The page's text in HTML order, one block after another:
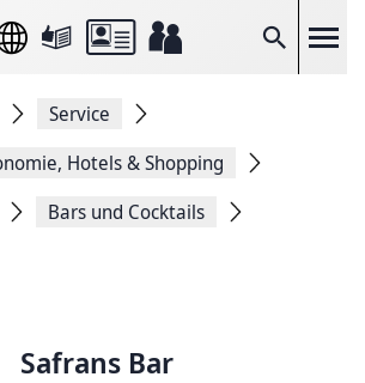
Suche
Service
Hotels & Shopping
Bars und Cocktails
Safrans Bar